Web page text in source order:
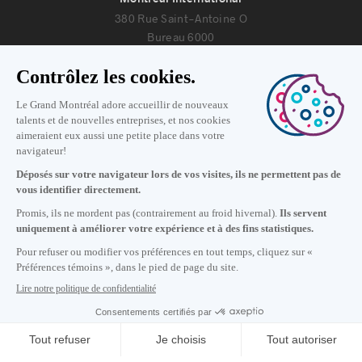
S'abonner à notre infolettre
Carrières
À propos de nous
380 Rue Saint-Antoine O
Bureau 6000
Nous joindre
Lundi au vendredi de 8h30 à 17h.